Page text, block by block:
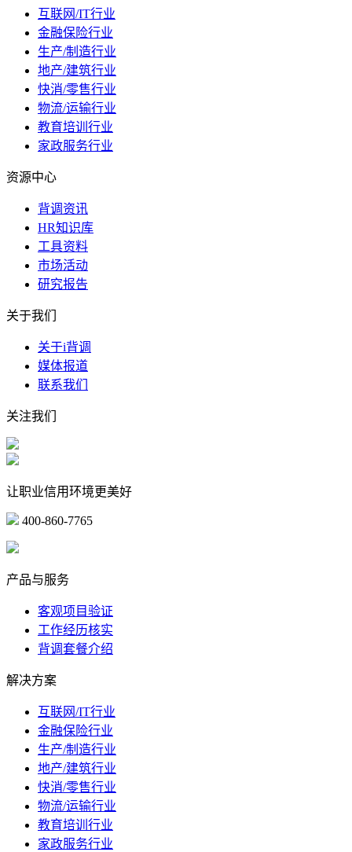
互联网/IT行业
金融保险行业
生产/制造行业
地产/建筑行业
快消/零售行业
物流/运输行业
教育培训行业
家政服务行业
资源中心
背调资讯
HR知识库
工具资料
市场活动
研究报告
关于我们
关于i背调
媒体报道
联系我们
关注我们
让职业信用环境更美好
400-860-7765
产品与服务
客观项目验证
工作经历核实
背调套餐介绍
解决方案
互联网/IT行业
金融保险行业
生产/制造行业
地产/建筑行业
快消/零售行业
物流/运输行业
教育培训行业
家政服务行业